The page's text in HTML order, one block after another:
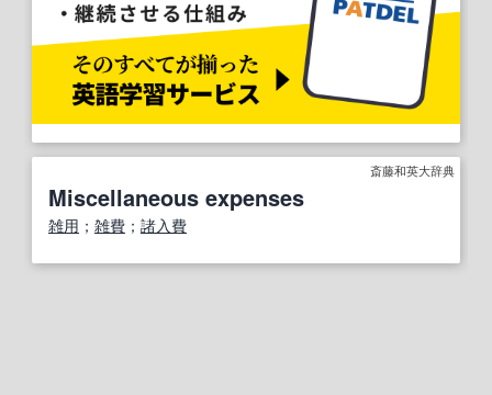
斎藤和英大辞典
Miscellaneous expenses
雑用 ； 雑費 ； 諸入費